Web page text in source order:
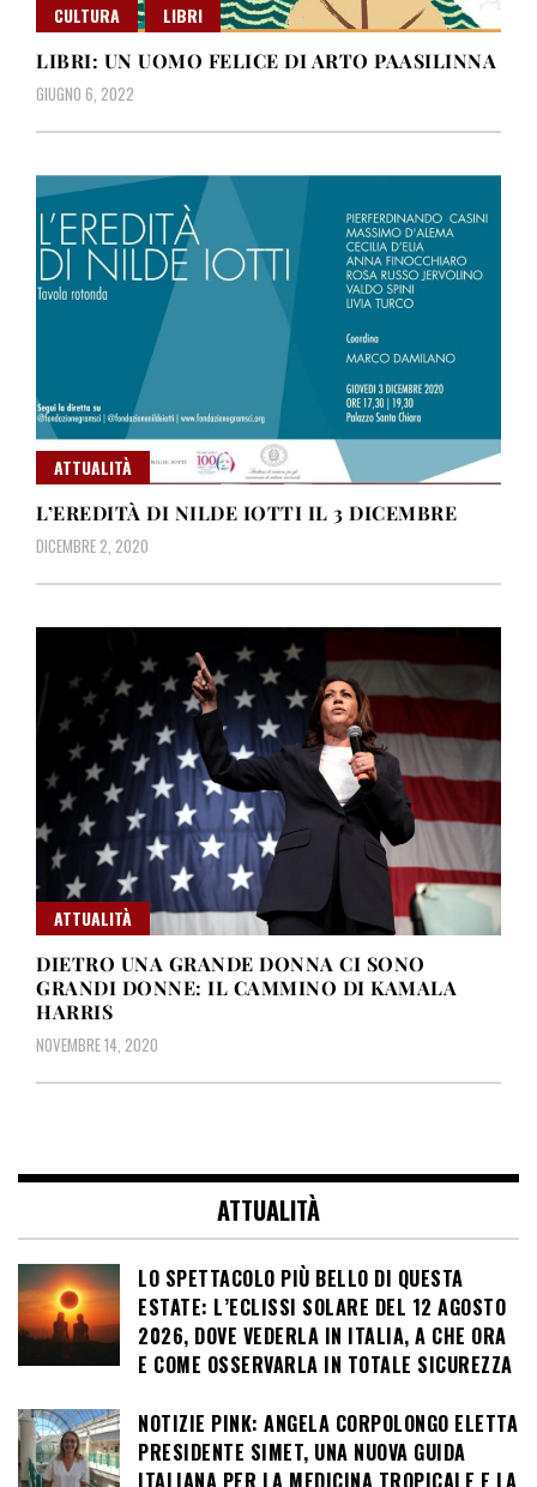
CULTURA
LIBRI
LIBRI: UN UOMO FELICE DI ARTO PAASILINNA
GIUGNO 6, 2022
ATTUALITÀ
L’EREDITÀ DI NILDE IOTTI IL 3 DICEMBRE
DICEMBRE 2, 2020
ATTUALITÀ
DIETRO UNA GRANDE DONNA CI SONO
GRANDI DONNE: IL CAMMINO DI KAMALA
HARRIS
NOVEMBRE 14, 2020
ATTUALITÀ
LO SPETTACOLO PIÙ BELLO DI QUESTA
ESTATE: L’ECLISSI SOLARE DEL 12 AGOSTO
2026, DOVE VEDERLA IN ITALIA, A CHE ORA
E COME OSSERVARLA IN TOTALE SICUREZZA
NOTIZIE PINK: ANGELA CORPOLONGO ELETTA
PRESIDENTE SIMET, UNA NUOVA GUIDA
ITALIANA PER LA MEDICINA TROPICALE E LA